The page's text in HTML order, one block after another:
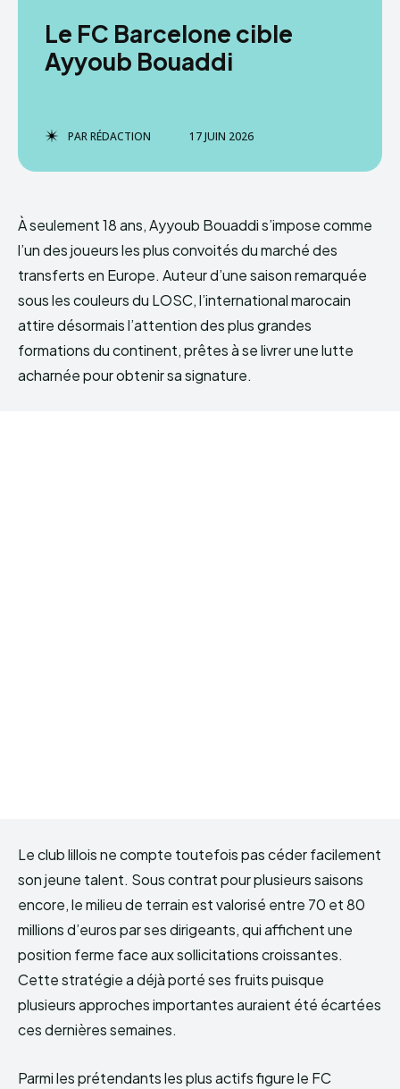
Le FC Barcelone cible
Ayyoub Bouaddi
PARRÉDACTION 17 JUIN 2026
À seulement 18 ans, Ayyoub Bouaddi s’impose comme
l’un des joueurs les plus convoités du marché des
transferts en Europe. Auteur d’une saison remarquée
sous les couleurs du LOSC, l’international marocain
attire désormais l’attention des plus grandes
formations du continent, prêtes à se livrer une lutte
acharnée pour obtenir sa signature.
Le club lillois ne compte toutefois pas céder facilement
son jeune talent. Sous contrat pour plusieurs saisons
encore, le milieu de terrain est valorisé entre 70 et 80
millions d’euros par ses dirigeants, qui affichent une
position ferme face aux sollicitations croissantes.
Cette stratégie a déjà porté ses fruits puisque
plusieurs approches importantes auraient été écartées
ces dernières semaines.
Parmi les prétendants les plus actifs figure le FC